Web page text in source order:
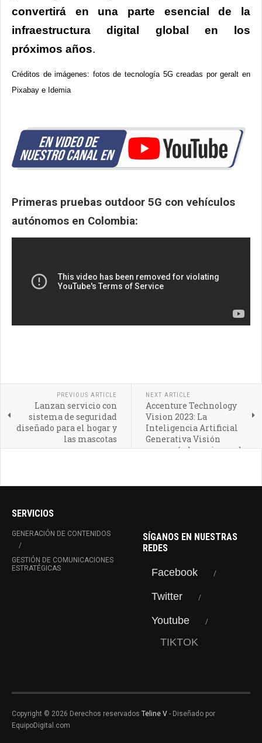
convertirá en una parte esencial de la
infraestructura digital global en los
próximos años.
Créditos de imágenes: fotos de tecnología 5G creadas por geralt en
Pixabay e Idemia
Primeras pruebas outdoor 5G con vehículos
autónomos en Colombia:
PREVIOUS ARTICLE
Lanzan servicio con
sistema de seguridad
diseñado para el hogar y
las mascotas
NEXT ARTICLE
Accenture Technology
Vision 2023: La
Inteligencia Artificial
Generativa Visión
marcará el comienzo de
SERVICIOS
GENERACIÓN DE CONTENIDOS
GESTIÓN DE COMUNICACIONES
ESTRATÉGICAS
SÍGANOS EN NUESTRAS
REDES
Facebook
Twitter
Youtube
TIKTOK
Copyright © 2026 Derechos reservados Teline V - Diseñado por
EquipoDigital.com